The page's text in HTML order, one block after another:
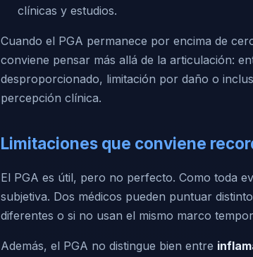
clínicas y estudios.
Cuando el PGA permanece por encima de
conviene pensar más allá de la articulación:
desproporcionado, limitación por daño o
percepción clínica.
Limitaciones que conviene
El PGA es útil, pero no perfecto. Como toda
subjetiva. Dos médicos pueden puntuar
diferentes o si no usan el mismo marco
Además, el PGA no distingue bien entre